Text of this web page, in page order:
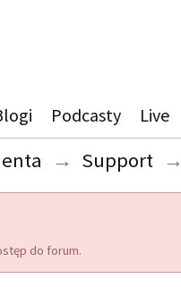
Podcasty Live
→ Support →
do forum.